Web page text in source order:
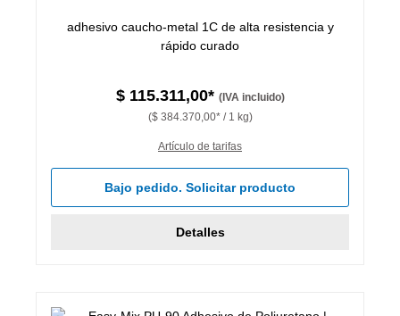
adhesivo caucho-metal 1C de alta resistencia y
rápido curado
$ 115.311,00* (IVA incluido)
($ 384.370,00* / 1 kg)
Artículo de tarifas
Bajo pedido. Solicitar producto
Detalles